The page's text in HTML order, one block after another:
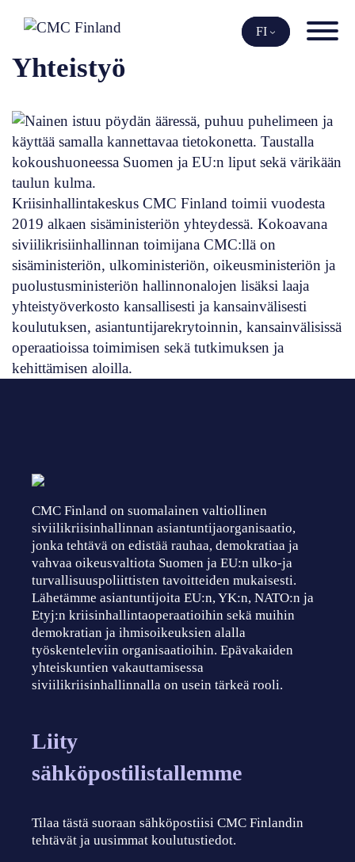
sisältöön
FI
Yhteistyö
Kriisinhallintakeskus CMC Finland toimii vuodesta
2019 alkaen sisäministeriön yhteydessä. Kokoavana
siviilikrisiinhallinnan toimijana CMC:llä on
sisäministeriön, ulkoministeriön, oikeusministeriön ja
puolustusministeriön hallinnonalojen lisäksi laaja
yhteistyöverkosto kansallisesti ja kansainvälisesti
koulutuksen, asiantuntijarekrytoinnin, kansainvälisissä
operaatioissa toimimisen sekä tutkimuksen ja
kehittämisen aloilla.
CMC Finland on suomalainen valtiollinen
siviilikriisinhallinnan asiantuntijaorganisaatio,
jonka tehtävä on edistää rauhaa, demokratiaa ja
vahvaa oikeusvaltiota Suomen ja EU:n ulko-ja
turvallisuuspoliittisten tavoitteiden mukaisesti.
Lähetämme asiantuntijoita EU:n, YK:n, NATO:n ja
Etyj:n kriisinhallintaoperaatioihin sekä muihin
demokratian ja ihmisoikeuksien alalla
työskenteleviin organisaatioihin. Epävakaiden
yhteiskuntien vakauttamisessa
siviilikriisinhallinnalla on usein tärkeä rooli.
Liity
sähköpostilistallemme
Tilaa tästä suoraan sähköpostiisi CMC Finlandin
tehtävät ja uusimmat koulutustiedot.